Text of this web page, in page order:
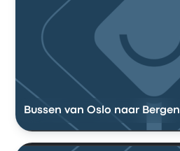
Bussen van Oslo naar Bergen